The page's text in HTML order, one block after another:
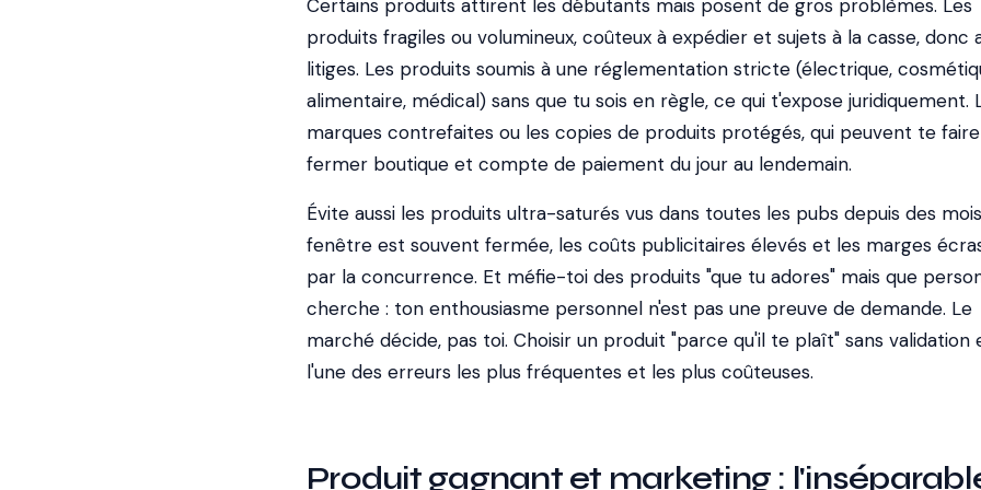
Certains produits attirent les débutants mais posent de gros problèmes. Les
produits fragiles ou volumineux, coûteux à expédier et sujets à la casse, donc
litiges. Les produits soumis à une réglementation stricte (électrique,
alimentaire, médical) sans que tu sois en règle, ce qui t'expose juridiquement.
marques contrefaites ou les copies de produits protégés, qui peuvent te faire
fermer boutique et compte de paiement du jour au lendemain.
Évite aussi les produits ultra-saturés vus dans toutes les pubs depuis des
fenêtre est souvent fermée, les coûts publicitaires élevés et les marges
par la concurrence. Et méfie-toi des produits "que tu adores" mais que
cherche : ton enthousiasme personnel n'est pas une preuve de demande. Le
marché décide, pas toi. Choisir un produit "parce qu'il te plaît" sans validation
l'une des erreurs les plus fréquentes et les plus coûteuses.
Produit gagnant et marketing :